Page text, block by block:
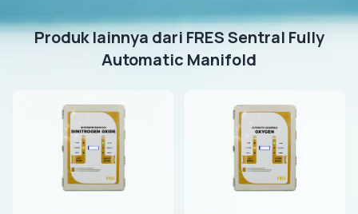
Produk lainnya dari FRES Sentral Fully
Automatic Manifold